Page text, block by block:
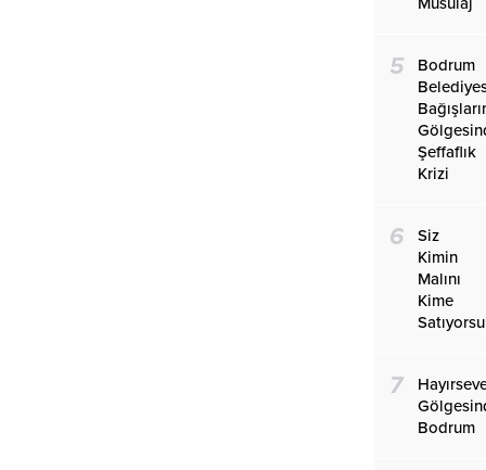
5
Bodrum
Şeffaflık
Krizi
6
Siz
Kimin
Malını
Kime
7
Bodrum